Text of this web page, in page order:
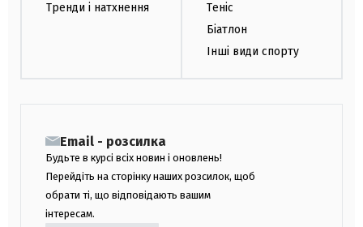
Тренди і натхнення
Теніс
Біатлон
Інші види спорту
Email - розсилка
Будьте в курсі всіх новин і оновлень!
Перейдіть на сторінку наших розсилок, щоб
обрати ті, що відповідають вашим
інтересам.